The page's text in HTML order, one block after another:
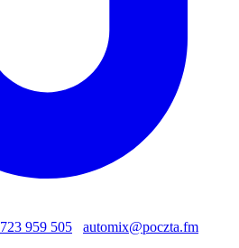
723 959 505
automix@poczta.fm